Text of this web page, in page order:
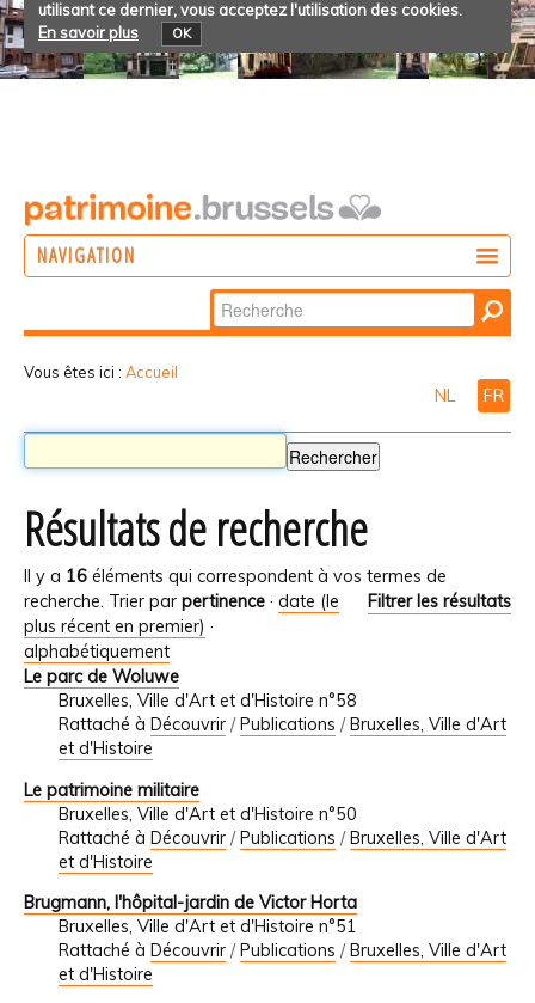
utilisant ce dernier, vous acceptez l'utilisation des cookies.
En savoir plus
OK
NAVIGATION
Chercher par
Recherche
Vous êtes ici : Accueil
NL FR
Résultats de recherche
Il y a 16 éléments qui correspondent à vos termes de
recherche.
Filtrer les résultats
Trier par pertinence · date (le
plus récent en premier) ·
alphabétiquement
Le parc de Woluwe
Bruxelles, Ville d'Art et d'Histoire n°58
Rattaché à Découvrir /Publications /Bruxelles, Ville d'Art
et d'Histoire
Le patrimoine militaire
Bruxelles, Ville d'Art et d'Histoire n°50
Rattaché à Découvrir /Publications /Bruxelles, Ville d'Art
et d'Histoire
Brugmann, l'hôpital-jardin de Victor Horta
Bruxelles, Ville d'Art et d'Histoire n°51
Rattaché à Découvrir /Publications /Bruxelles, Ville d'Art
et d'Histoire